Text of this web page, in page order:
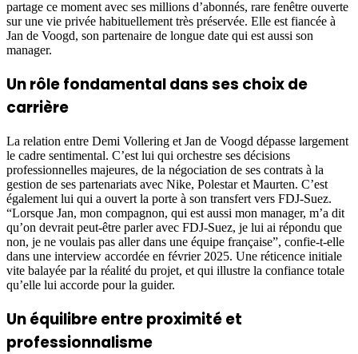
partage ce moment avec ses millions d’abonnés, rare fenêtre ouverte
sur une vie privée habituellement très préservée. Elle est fiancée à
Jan de Voogd, son partenaire de longue date qui est aussi son
manager.
Un rôle fondamental dans ses choix de
carrière
La relation entre Demi Vollering et Jan de Voogd dépasse largement
le cadre sentimental. C’est lui qui orchestre ses décisions
professionnelles majeures, de la négociation de ses contrats à la
gestion de ses partenariats avec Nike, Polestar et Maurten. C’est
également lui qui a ouvert la porte à son transfert vers FDJ-Suez.
“Lorsque Jan, mon compagnon, qui est aussi mon manager, m’a dit
qu’on devrait peut-être parler avec FDJ-Suez, je lui ai répondu que
non, je ne voulais pas aller dans une équipe française”, confie-t-elle
dans une interview accordée en février 2025. Une réticence initiale
vite balayée par la réalité du projet, et qui illustre la confiance totale
qu’elle lui accorde pour la guider.
Un équilibre entre proximité et
professionnalisme